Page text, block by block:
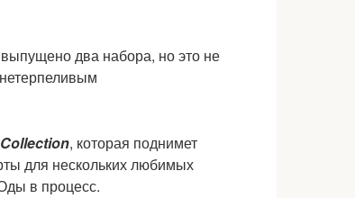
два набора, но это не
, которая поднимет
для нескольких любимых
в процесс.